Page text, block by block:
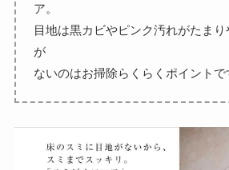
ア。
目地は黒カビやピンク汚れがたま
が
ないのはお掃除らくらくポイントで